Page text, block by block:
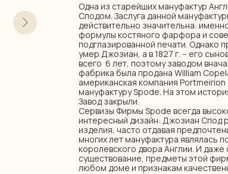
Одна из старейших мануфактур
Сподом. Заслуга данной
действительно значительна:
формулы костяного фарфора и
подглазированной печати. Однако
умер Джозиан, а в 1827 г. – его
всего 6 лет, поэтому заводом
фабрика была продана William
американская компания
мануфактуру Spode. На этом
Завод закрыли.
Сервизы Фирмы Spode всегда
интересный дизайн: Джозиан Спод
изделия, часто отдавая
многих лет мануфактура являлась
королевского двора Англии. И даже
существование, предметы этой
любом доме и признакам